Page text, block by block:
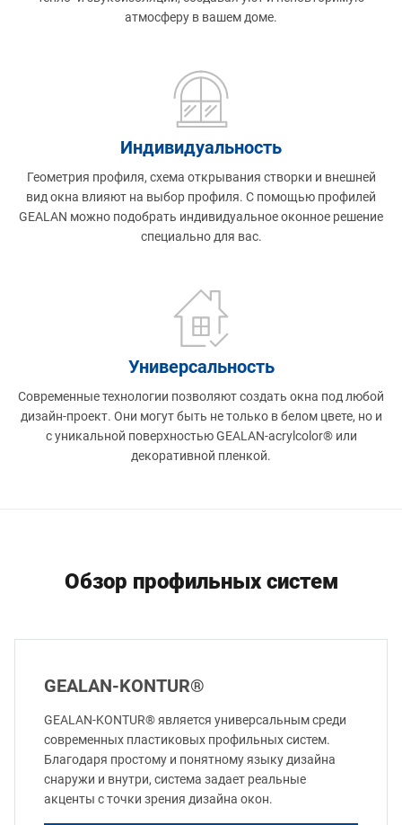
атмосферу в вашем доме.
Индивидуальность
Геометрия профиля, схема открывания створки и внешней
вид окна влияют на выбор профиля. С помощью профилей
GEALAN можно подобрать индивидуальное оконное решение
специально для вас.
Универсальность
Современные технологии позволяют создать окна под любой
дизайн-проект. Они могут быть не только в белом цвете, но и
с уникальной поверхностью GEALAN-acrylcolor® или
декоративной пленкой.
Обзор профильных систем
GEALAN-KONTUR®
GEALAN-KONTUR® является универсальным среди
современных пластиковых профильных систем.
Благодаря простому и понятному языку дизайна
снаружи и внутри, система задает реальные
акценты с точки зрения дизайна окон.